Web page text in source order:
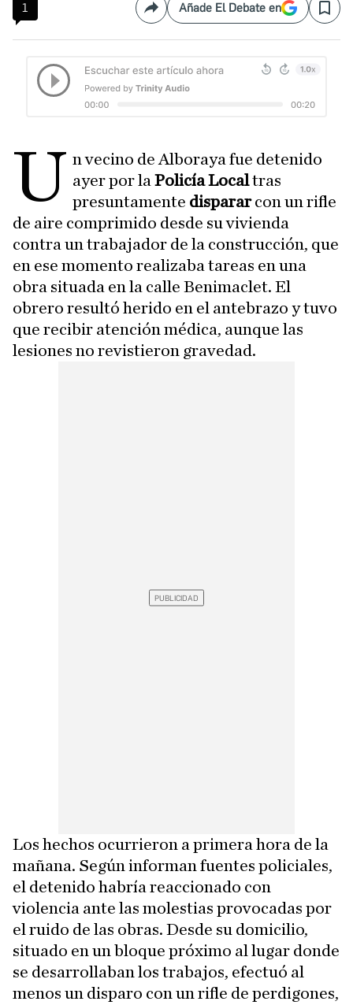
1 CompartirAñade El Debate en Save
U n vecino de Alboraya fue detenido
ayer por laPolicía Localtras
presuntamente dispararcon un rifle
de aire comprimido desde su vivienda
contra un trabajador de la construcción, que
en ese momento realizaba tareas en una
obra situada en la calle Benimaclet. El
obrero resultó herido en el antebrazo y tuvo
que recibir atención médica, aunque las
lesiones no revistieron gravedad.
Los hechos ocurrieron a primera hora de la
mañana. Según informan fuentes policiales,
el detenido habría reaccionado con
violencia ante las molestias provocadas por
el ruido de las obras. Desde su domicilio,
situado en un bloque próximo al lugar donde
se desarrollaban los trabajos, efectuó al
menos un disparo con un rifle de perdigones,